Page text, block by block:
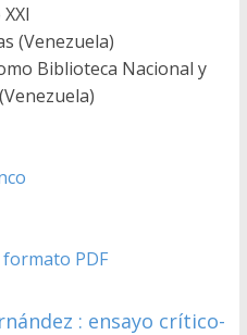
(Venezuela)
Biblioteca Nacional y
PDF
: ensayo crítico-